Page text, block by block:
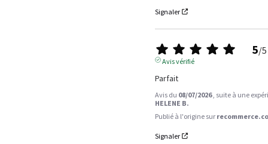
Signaler
5/5
Avis vérifié
Parfait
Avis du 08/07/2026 , suite à une
HELENE B.
Publié à l'origine sur
Signaler